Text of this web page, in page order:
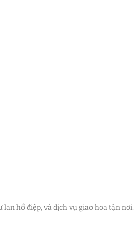
lan hồ điệp, và dịch vụ giao hoa tận nơi.